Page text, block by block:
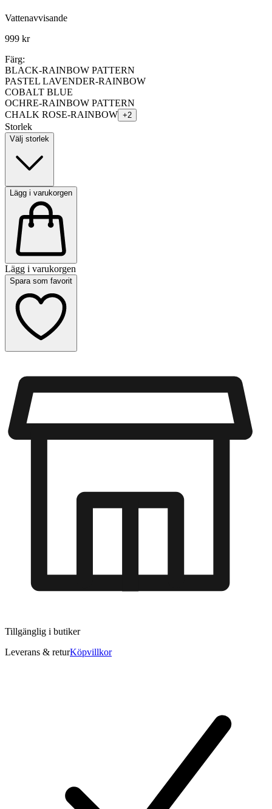
Vattenavvisande
999 kr
Färg:
BLACK-RAINBOW PATTERN
PASTEL LAVENDER-RAINBOW
COBALT BLUE
OCHRE-RAINBOW PATTERN
CHALK ROSE-RAINBOW +2
Storlek
Välj storlek
Lägg i varukorgen
Lägg i varukorgen
Spara som favorit
Tillgänglig i butiker
Leverans & returKöpvillkor